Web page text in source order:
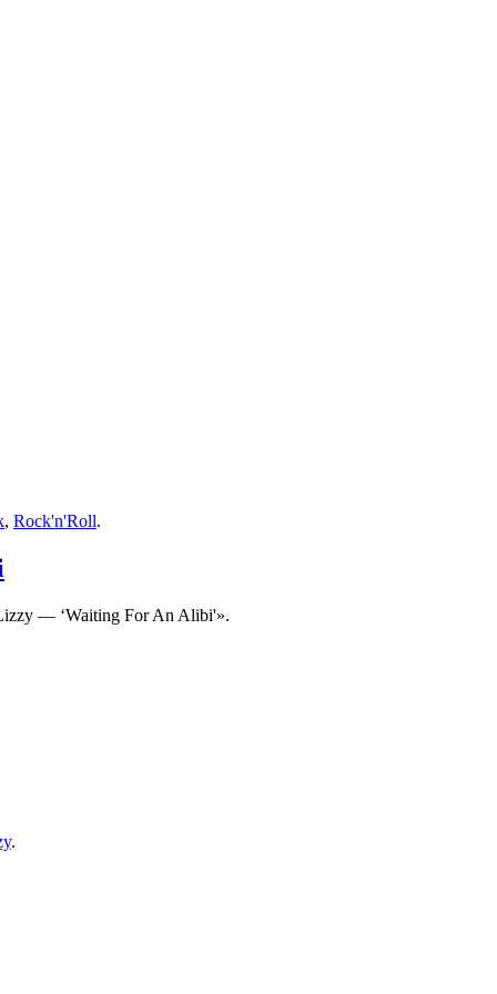
, Rock'n'Roll.
— ‘Waiting For An Alibi'».
.